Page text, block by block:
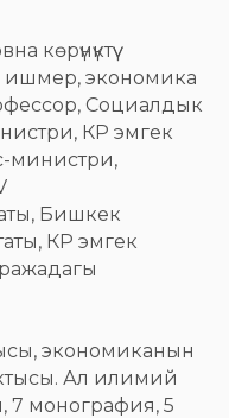
көрүнүктүү
ишмер, экономика
Социалдык
КР эмгек
министри,
Бишкек
КР эмгек
экономиканын
Ал илимий
7 монография, 5